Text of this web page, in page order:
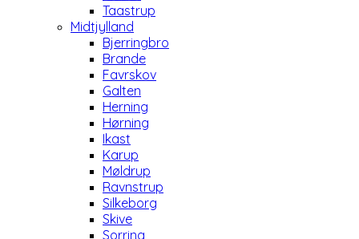
Taastrup
Midtjylland
Bjerringbro
Brande
Favrskov
Galten
Herning
Hørning
Ikast
Karup
Møldrup
Ravnstrup
Silkeborg
Skive
Sorring